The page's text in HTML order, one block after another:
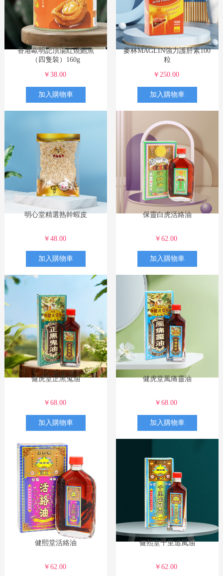
香港歐明記頂湯紅燒鮑魚
（四隻裝）160g
￥38.00
加入購物車
麥林MAGLIN強力護肝素100
粒
￥250.00
加入購物車
明心堂精選熟幹蝦皮
￥48.00
加入購物車
保靈白虎活絡油
￥62.00
加入購物車
健虎堂正黑鬼油
￥68.00
加入購物車
健虎堂風痛靈油
￥68.00
加入購物車
健熙堂活絡油
￥62.00
健熙堂千里追風油
￥62.00